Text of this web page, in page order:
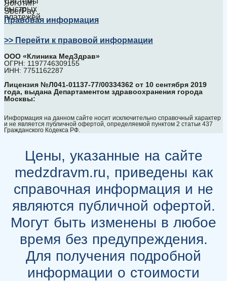
Правовая информация
>> Перейти к правовой информации
ООО «Клиника МедЗдрав»
ОГРН: 1197746309155
ИНН: 7751162287
Лицензия №Л041-01137-77/00334362 от 10 сентября 2019
года, выдана Департаментом здравоохранения города
Москвы:
Информация на данном сайте носит исключительно справочный характер
и не является публичной офертой, определяемой пунктом 2 статьи 437
Гражданского Кодекса РФ.
Цены, указанные на сайте
medzdravm.ru, приведены как
справочная информация и не
являются публичной офертой.
Могут быть изменены в любое
время без предупреждения.
Для получения подробной
информации о стоимости